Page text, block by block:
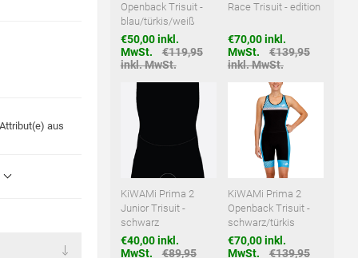
aus
Openback Trisuit -
blau/türkis/weiß
€50,00 inkl.
MwSt.
€119,95
inkl. MwSt.
Race Trisuit - edition
€70,00 inkl.
MwSt.
€139,95
inkl. MwSt.
KiWAMi Prima 2
Junior Trisuit -
schwarz
€40,00 inkl.
MwSt.
€89,95
KiWAMi Prima 2
Openback Trisuit -
schwarz/türkis
€70,00 inkl.
MwSt.
€139,95